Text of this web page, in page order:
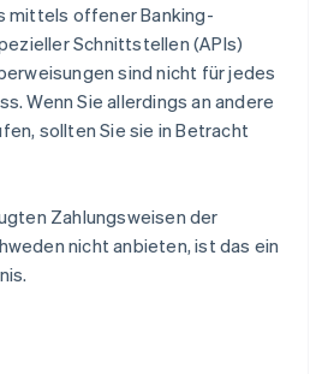
mittels offener Banking-
Schnittstellen (APIs)
sind nicht für jedes
Wenn Sie allerdings an andere
sollten Sie sie in Betracht
Zahlungsweisen der
nicht anbieten, ist das ein